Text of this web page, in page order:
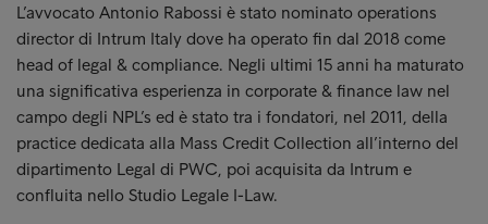
L’avvocato Antonio Rabossi è stato nominato operations
director di Intrum Italy dove ha operato fin dal 2018 come
head of legal & compliance. Negli ultimi 15 anni ha maturato
una significativa esperienza in corporate & finance law nel
campo degli NPL’s ed è stato tra i fondatori, nel 2011, della
practice dedicata alla Mass Credit Collection all’interno del
dipartimento Legal di PWC, poi acquisita da Intrum e
confluita nello Studio Legale I-Law.